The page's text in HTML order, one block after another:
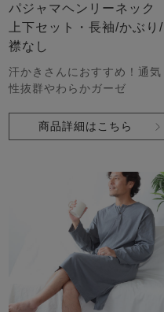
パジャマヘンリーネック
上下セット・長袖/かぶり/
襟なし
汗かきさんにおすすめ！通気
性抜群やわらかガーゼ
商品詳細はこちら